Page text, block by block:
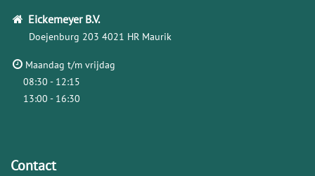
Eickemeyer B.V.
Doejenburg 203 4021 HR Maurik
Maandag t/m vrijdag
08:30 - 12:15
13:00 - 16:30
Contact